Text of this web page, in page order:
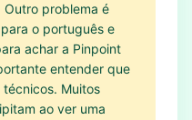
problema é
o português e
achar a Pinpoint
entender que
técnicos. Muitos
ao ver uma